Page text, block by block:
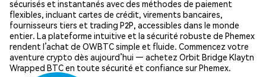
sécurisés et instantanés avec des méthodes de paiement
flexibles, incluant cartes de crédit, virements bancaires,
fournisseurs tiers et trading P2P, accessibles dans le monde
entier. La plateforme intuitive et la sécurité robuste de Phemex
rendent l’achat de OWBTC simple et fluide. Commencez votre
aventure crypto dès aujourd’hui — achetez Orbit Bridge Klaytn
Wrapped BTC en toute sécurité et confiance sur Phemex.